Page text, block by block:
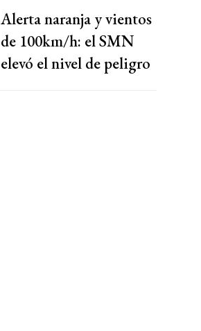
Alerta naranja y vientos
de 100km/h: el SMN
elevó el nivel de peligro